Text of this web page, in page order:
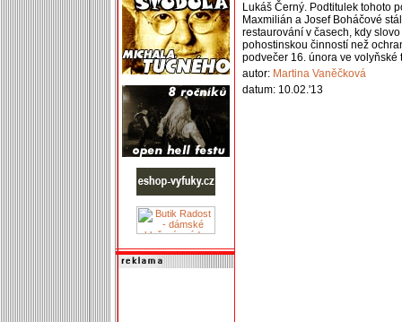
Lukáš Černý. Podtitulek tohoto
Maxmilián a Josef Boháčové
restaurování v časech, kdy
pohostinskou činností než
podvečer 16. února ve volyňské
autor: Martina Vaněčková
datum: 10.02.'13